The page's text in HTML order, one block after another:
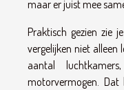
maar er juist mee
Praktisch gezien zie
vergelijken niet alleen
aantal
motorvermogen.